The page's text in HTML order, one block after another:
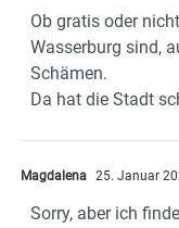
Ob gratis oder
Wasserburg sind,
Schämen.
Da hat die Stadt
Magdalena 25. Januar
Sorry, aber ich